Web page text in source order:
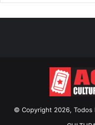
© Copyright 2026,